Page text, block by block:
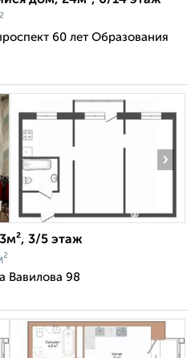
60 лет Образования
›
3/5 этаж
Вавилова 98